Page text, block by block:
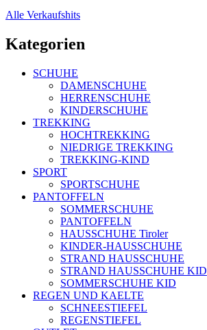
Alle Verkaufshits
Kategorien
SCHUHE
DAMENSCHUHE
HERRENSCHUHE
KINDERSCHUHE
TREKKING
HOCHTREKKING
NIEDRIGE TREKKING
TREKKING-KIND
SPORT
SPORTSCHUHE
PANTOFFELN
SOMMERSCHUHE
PANTOFFELN
HAUSSCHUHE Tiroler
KINDER-HAUSSCHUHE
STRAND HAUSSCHUHE
STRAND HAUSSCHUHE KID
SOMMERSCHUHE KID
REGEN UND KAELTE
SCHNEESTIEFEL
REGENSTIEFEL